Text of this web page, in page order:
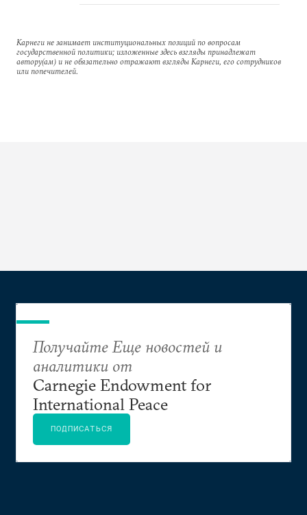
Карнеги не занимает институциональных позиций по вопросам
государственной политики; изложенные здесь взгляды принадлежат
автору(ам) и не обязательно отражают взгляды Карнеги, его сотрудников
или попечителей.
Получайте Еще новостей и
аналитики от
Carnegie Endowment for
International Peace
ПОДПИСАТЬСЯ